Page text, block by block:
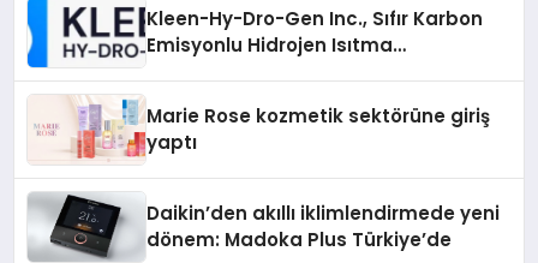
Kleen-Hy-Dro-Gen Inc., Sıfır Karbon
Emisyonlu Hidrojen Isıtma
Marie Rose kozmetik sektörüne giriş
yaptı
Daikin’den akıllı iklimlendirmede yeni
dönem: Madoka Plus Türkiye’de